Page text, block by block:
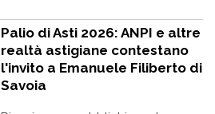
Palio di Asti 2026: ANPI e altre
realtà astigiane contestano
l'invito a Emanuele Filiberto di
Savoia